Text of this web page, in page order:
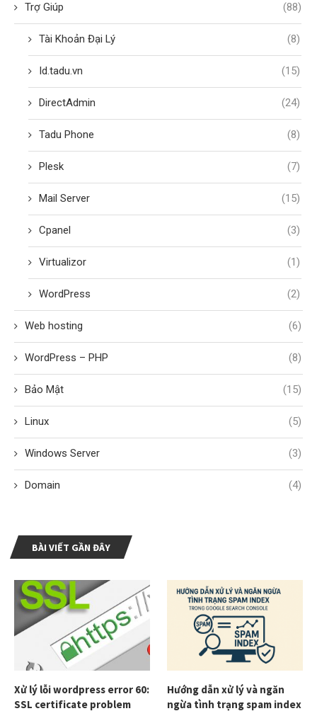
Trợ Giúp (88)
Tài Khoản Đại Lý (8)
Id.tadu.vn (15)
DirectAdmin (24)
Tadu Phone (8)
Plesk (7)
Mail Server (15)
Cpanel (3)
Virtualizor (1)
WordPress (2)
Web hosting (6)
WordPress – PHP (8)
Bảo Mật (15)
Linux (5)
Windows Server (3)
Domain (4)
BÀI VIẾT GẦN ĐÂY
Xử lý lỗi wordpress error 60:
SSL certificate problem
Hướng dẫn xử lý và ngăn
ngừa tình trạng spam index